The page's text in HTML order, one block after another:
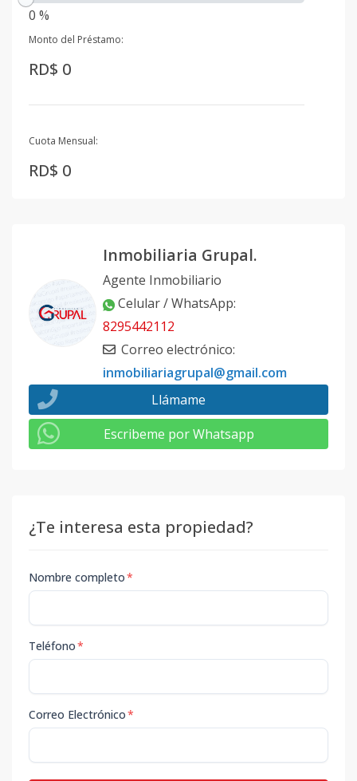
0 %
Monto del Préstamo:
RD$ 0
Cuota Mensual:
RD$ 0
Inmobiliaria Grupal.
Agente Inmobiliario
Celular / WhatsApp:
8295442112
Correo electrónico:
inmobiliariagrupal@gmail.com
Llámame
Escribeme por Whatsapp
¿Te interesa esta propiedad?
Nombre completo*
Teléfono*
Correo Electrónico*